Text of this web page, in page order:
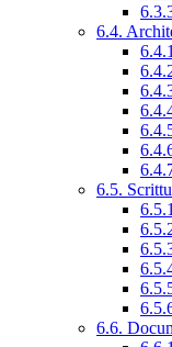
6.4.
6.5.
6.6.